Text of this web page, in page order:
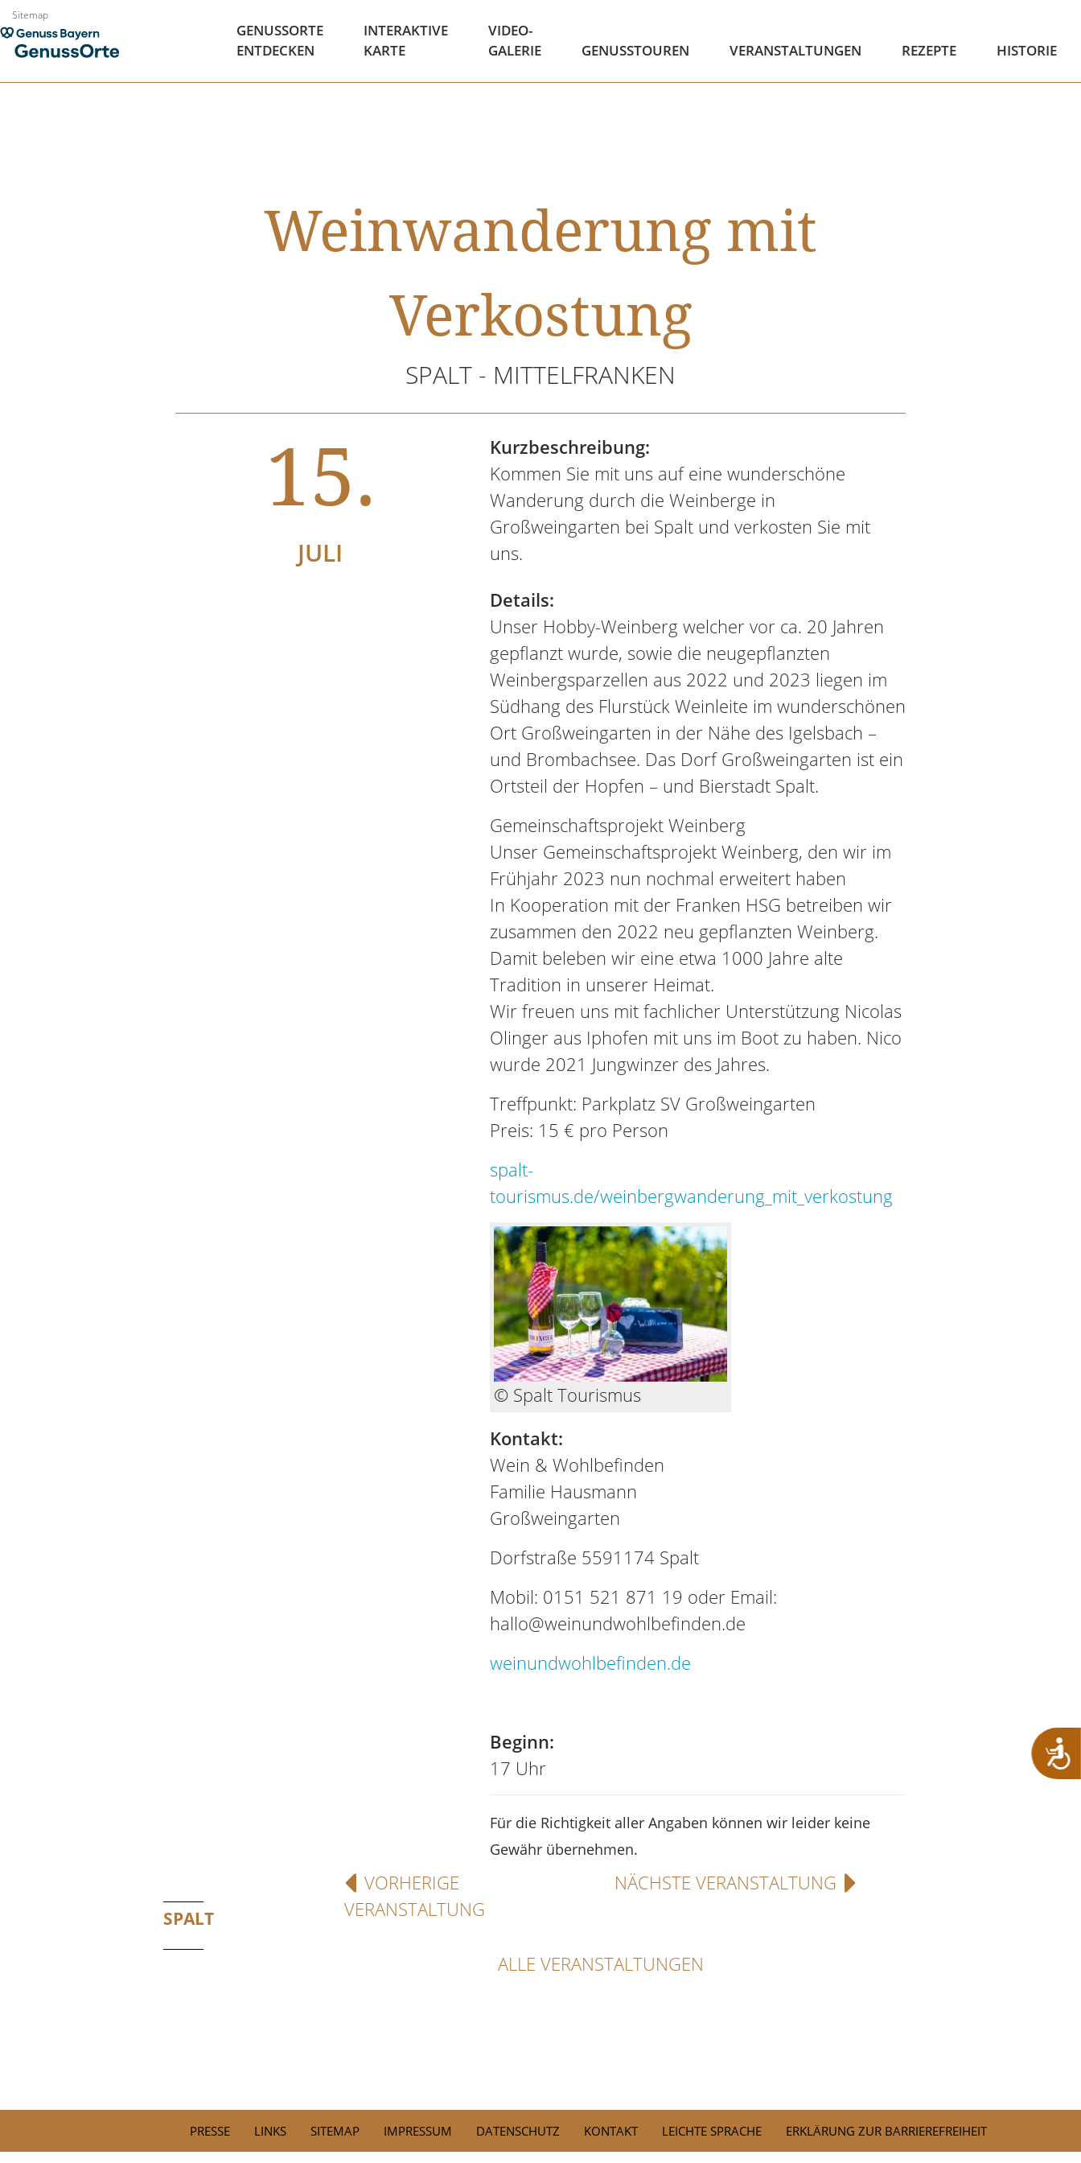
Zum
Inhalt
springen
Sitemap
GENUSSORTE
ENTDECKEN
INTERAKTIVE
KARTE
VIDEO-
GALERIE
GENUSSTOUREN VERANSTALTUNGEN REZEPTE HISTORIE
Weinwanderung mit
Verkostung
SPALT - MITTELFRANKEN
15.
JULI
Kurzbeschreibung:
Kommen Sie mit uns auf eine wunderschöne
Wanderung durch die Weinberge in
Großweingarten bei Spalt und verkosten Sie mit
uns.
Details:
Unser Hobby-Weinberg welcher vor ca. 20 Jahren
gepflanzt wurde, sowie die neugepflanzten
Weinbergsparzellen aus 2022 und 2023 liegen im
Südhang des Flurstück Weinleite im wunderschönen
Ort Großweingarten in der Nähe des Igelsbach –
und Brombachsee. Das Dorf Großweingarten ist ein
Ortsteil der Hopfen – und Bierstadt Spalt.
Gemeinschaftsprojekt Weinberg
Unser Gemeinschaftsprojekt Weinberg, den wir im
Frühjahr 2023 nun nochmal erweitert haben
In Kooperation mit der Franken HSG betreiben wir
zusammen den 2022 neu gepflanzten Weinberg.
Damit beleben wir eine etwa 1000 Jahre alte
Tradition in unserer Heimat.
Wir freuen uns mit fachlicher Unterstützung Nicolas
Olinger aus Iphofen mit uns im Boot zu haben. Nico
wurde 2021 Jungwinzer des Jahres.
Treffpunkt: Parkplatz SV Großweingarten
Preis: 15 € pro Person
spalt-
tourismus.de/weinbergwanderung_mit_verkostung
© Spalt Tourismus
Kontakt:
Wein & Wohlbefinden
Familie Hausmann
Großweingarten
Dorfstraße 5591174 Spalt
Mobil: 0151 521 871 19 oder Email:
hallo@weinundwohlbefinden.de
weinundwohlbefinden.de
Beginn:
17 Uhr
Für die Richtigkeit aller Angaben können wir leider keine
Gewähr übernehmen.
SPALT
VORHERIGE
VERANSTALTUNG
NÄCHSTE VERANSTALTUNG
ALLE VERANSTALTUNGEN
PRESSE LINKS SITEMAP IMPRESSUM DATENSCHUTZ KONTAKT LEICHTE SPRACHE ERKLÄRUNG ZUR BARRIEREFREIHEIT